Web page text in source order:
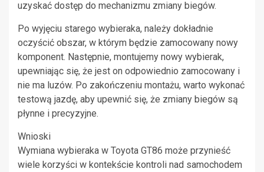
uzyskać dostęp do mechanizmu zmiany biegów.
Po wyjęciu starego wybieraka, należy dokładnie
oczyścić obszar, w którym będzie zamocowany nowy
komponent. Następnie, montujemy nowy wybierak,
upewniając się, że jest on odpowiednio zamocowany i
nie ma luzów. Po zakończeniu montażu, warto wykonać
testową jazdę, aby upewnić się, że zmiany biegów są
płynne i precyzyjne.
Wnioski
Wymiana wybieraka w Toyota GT86 może przynieść
wiele korzyści w kontekście kontroli nad samochodem